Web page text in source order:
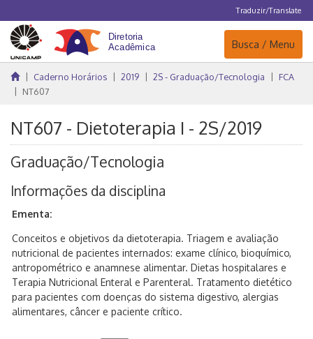
Traduzir/Translate
Navegação
Busca / Menu
Caderno Horários 2019 2S - Graduação/Tecnologia
FCA
NT607
NT607 - Dietoterapia I - 2S/2019
Graduação/Tecnologia
Informações da disciplina
Ementa:
Conceitos e objetivos da dietoterapia. Triagem e avaliação
nutricional de pacientes internados: exame clínico, bioquímico,
antropométrico e anamnese alimentar. Dietas hospitalares e
Terapia Nutricional Enteral e Parenteral. Tratamento dietético
para pacientes com doenças do sistema digestivo, alergias
alimentares, câncer e paciente crítico.